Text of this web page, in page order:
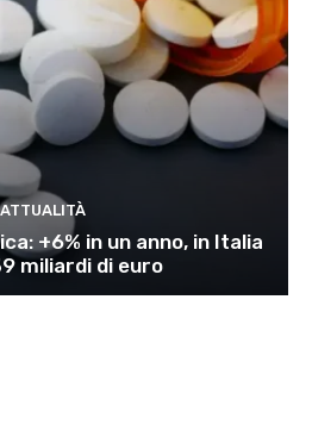
ATTUALITÀ
+6% in un anno, in Italia
miliardi di euro